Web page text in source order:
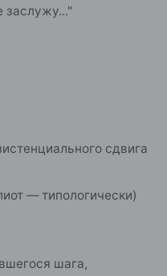
заслужу..."
сдвига
— типологически)
шага,